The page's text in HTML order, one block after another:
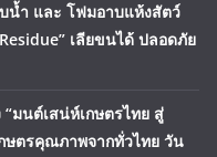
บน้ำ และ โฟมอาบแห้งสัตว์
เลียขนได้ ปลอดภัย
มนต์เสน่ห์เกษตรไทย สู่
ษตรคุณภาพจากทั่วไทย วัน